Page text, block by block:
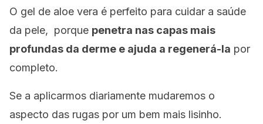
O gel de aloe vera é perfeito para cuidar a saúde
da pele, porque penetra nas capas mais
profundas da derme e ajuda a regenerá-la por
completo.
Se a aplicarmos diariamente mudaremos o
aspecto das rugas por um bem mais lisinho.